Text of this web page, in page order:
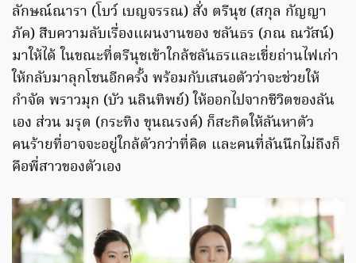
ลักษณ์ณารา (โบว์ เบญจรรณ) สั่ง ตรีนุช (สกุล กัญญา
ภัค) สืบความลับเรื่องแผนงานของ ชลันธร (ภณ ณวัสน์)
มาให้ได้ ในขณะที่ตรีนุชเข้าใกล้ชลันธรและเขี่ยถ่านไฟเก่า
ให้กลับมาลุกโชนอีกครั้ง พร้อมกับเสนอตัวว่าจะช่วยให้
กำจัด พราวมุก (บัว นลินทิพย์) ให้ออกไปจากชีวิตของลัน
เอง ส่วน มรุต (กระทิง ขุนณรงค์) ก็สะกิดให้ลันหาตัว
คนร้ายที่อาจจะอยู่ใกล้ตัวกว่าที่คิด และคนที่ลันนึกไม่ถึงก็
คือพี่สาวของตัวเอง